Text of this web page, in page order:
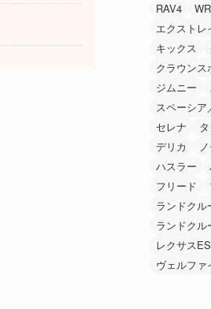
RAV4
エクストレ
キックス
クラウンス
ジムニー
スペーシア
セレナ
デリカ
ハスラー
フリード
ランドクル
ランドクル
レクサスES
ヴェルファ